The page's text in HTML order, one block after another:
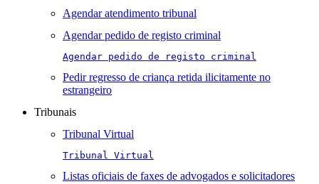
Agendar atendimento tribunal
Agendar pedido de registo criminal
Agendar pedido de registo criminal
Pedir regresso de criança retida ilicitamente no
estrangeiro
Tribunais
Tribunal Virtual
Tribunal Virtual
Listas oficiais de faxes de advogados e solicitadores